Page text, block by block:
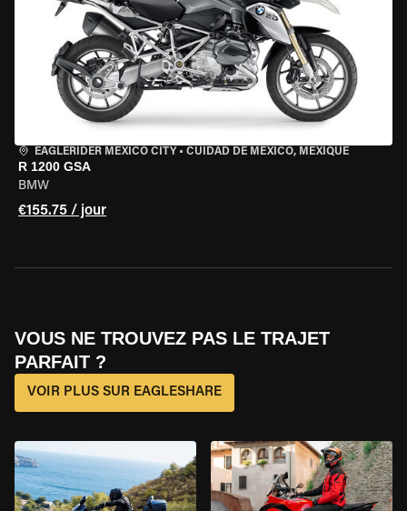
EAGLERIDER MEXICO CITY • CUIDAD DE MEXICO, MEXIQUE
R 1200 GSA
BMW
€155.75 / jour
VOUS NE TROUVEZ PAS LE TRAJET
PARFAIT ?
VOIR PLUS SUR EAGLESHARE